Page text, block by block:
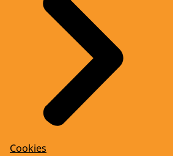
Cookies